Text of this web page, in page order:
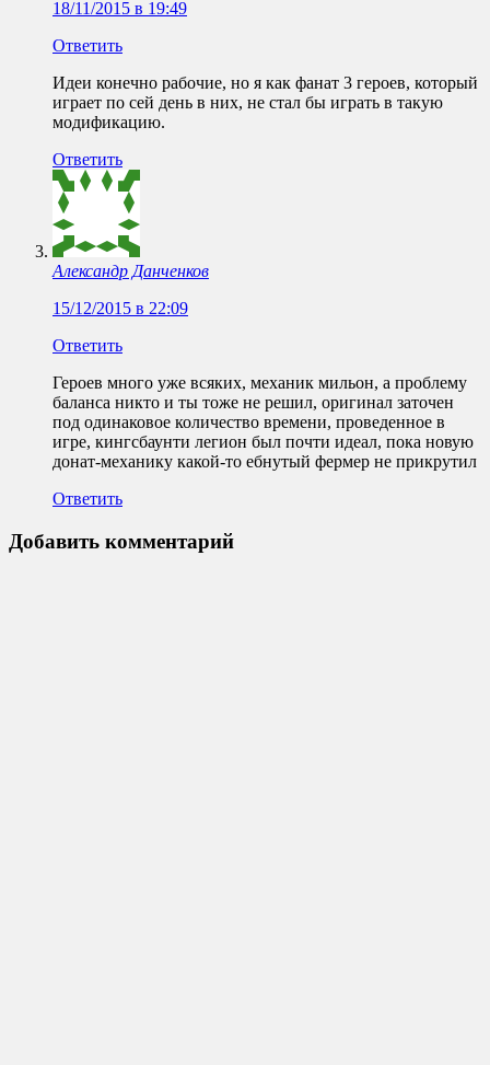
18/11/2015 в 19:49
Ответить
Идеи конечно рабочие, но я как фанат 3 героев, который
играет по сей день в них, не стал бы играть в такую
модификацию.
Ответить
Александр Данченков
15/12/2015 в 22:09
Ответить
Героев много уже всяких, механик мильон, а проблему
баланса никто и ты тоже не решил, оригинал заточен
под одинаковое количество времени, проведенное в
игре, кингсбаунти легион был почти идеал, пока новую
донат-механику какой-то ебнутый фермер не прикрутил
Ответить
Добавить комментарий